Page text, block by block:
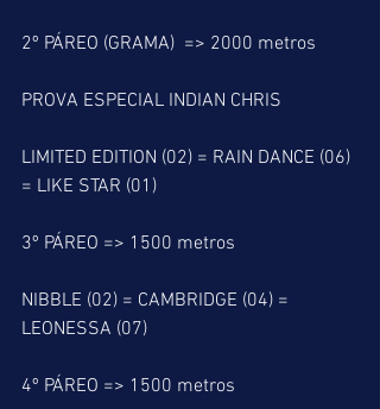
2º PÁREO (GRAMA)  => 2000 metros
PROVA ESPECIAL INDIAN CHRIS
LIMITED EDITION (02) = RAIN DANCE (06)
= LIKE STAR (01)
3º PÁREO => 1500 metros
NIBBLE (02) = CAMBRIDGE (04) =
LEONESSA (07)
4º PÁREO => 1500 metros